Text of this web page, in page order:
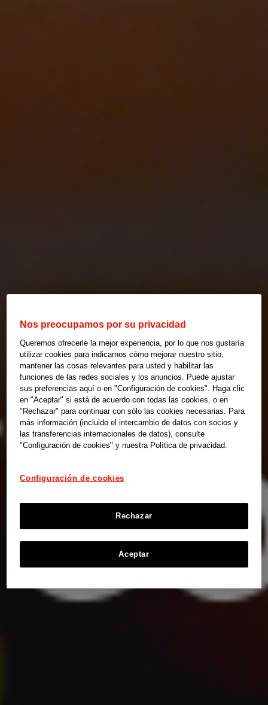
Nos preocupamos por su privacidad
Queremos ofrecerle la mejor experiencia, por lo que nos gustaría
utilizar cookies para indicarnos cómo mejorar nuestro sitio,
mantener las cosas relevantes para usted y habilitar las
funciones de las redes sociales y los anuncios. Puede ajustar
sus preferencias aquí o en "Configuración de cookies". Haga clic
en "Aceptar" si está de acuerdo con todas las cookies, o en
"Rechazar" para continuar con sólo las cookies necesarias. Para
más información (incluido el intercambio de datos con socios y
las transferencias internacionales de datos), consulte
"Configuración de cookies" y nuestra Política de privacidad.
Configuración de cookies
Rechazar
Aceptar